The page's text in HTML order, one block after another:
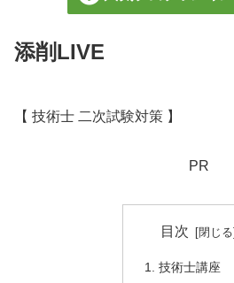
添削LIVE
【 技術士 二次試験対策 】
PR
目次
技術士講座